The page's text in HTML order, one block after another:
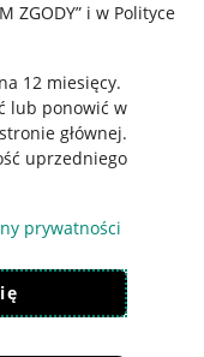
ZGODY” i w Polityce
12 miesięcy.
lub ponowić w
głównej.
uprzedniego
prywatności